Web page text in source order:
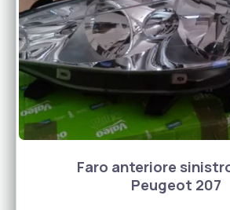
Faro anteriore
Peugeot 207